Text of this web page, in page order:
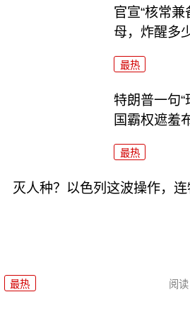
官宣“核常
母，炸醒多
最热
特朗普一句
国霸权遮羞
最热
灭人种？以色列这波操作，连
最热 阅读